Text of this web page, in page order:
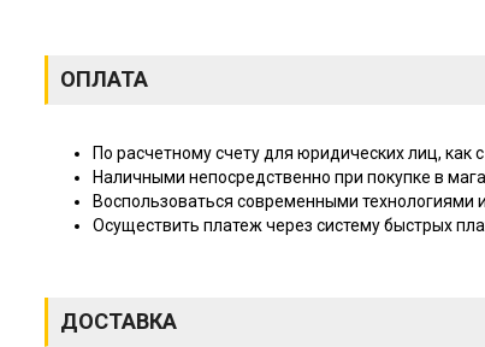
ОПЛАТА
По расчетному счету для юридических лиц, как
Наличными непосредственно при покупке в
Воспользоваться современными технологиями
Осуществить платеж через систему быстрых
ДОСТАВКА